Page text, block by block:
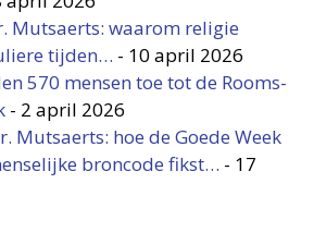
Mutsaerts: waarom religie
tijden… - 10 april 2026
570 mensen toe tot de Rooms-
- 2 april 2026
Mutsaerts: hoe de Goede Week
broncode fikst… - 17